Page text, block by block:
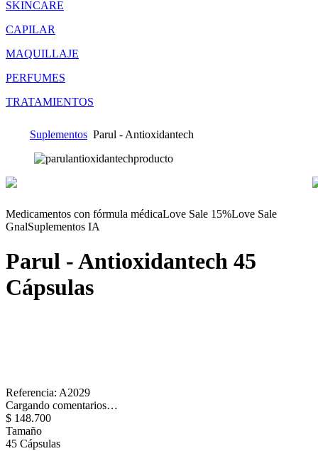
SKINCARE
CAPILAR
MAQUILLAJE
PERFUMES
TRATAMIENTOS
Suplementos Parul - Antioxidantech
Medicamentos con fórmula médicaLove Sale 15%Love Sale
GnalSuplementos IA
Parul - Antioxidantech 45
Cápsulas
Referencia: A2029
Cargando comentarios…
$ 148.700
Tamaño
45 Cápsulas